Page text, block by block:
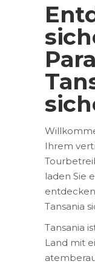
Ihrem
laden Sie
Tansania
Tansania
Land mit